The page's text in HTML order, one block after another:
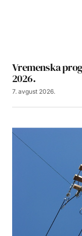
Vremenska
2026.
7. avgust 2026.